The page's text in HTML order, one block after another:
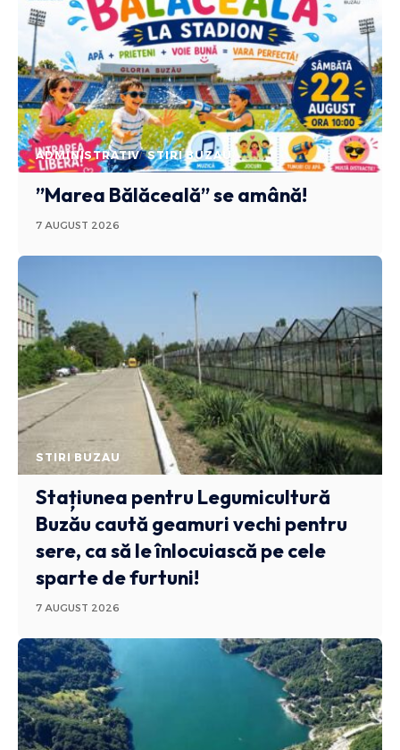
ADMINISTRATIV STIRI BUZAU
”Marea Bălăceală” se amână!
7 AUGUST 2026
STIRI BUZAU
Stațiunea pentru Legumicultură
Buzău caută geamuri vechi pentru
sere, ca să le înlocuiască pe cele
sparte de furtuni!
7 AUGUST 2026